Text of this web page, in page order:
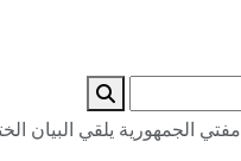
مفتي الجمهورية يلقي البيان